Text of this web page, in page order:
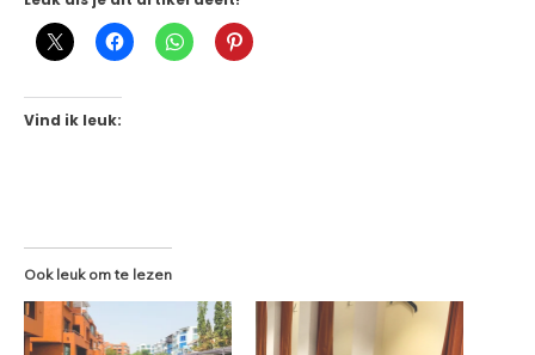
Vind ik leuk:
Ook leuk om te lezen